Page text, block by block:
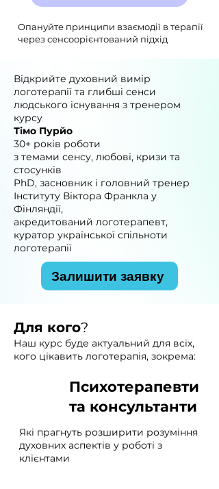
Опануйте принципи взаємодії в терапії
через сенсоорієнтований підхід
Відкрийте духовний вимір
логотерапії та глибші сенси
людського існування з тренером
курсу
Тімо Пурйо
30+ років роботи
з темами сенсу, любові, кризи та
стосунків
PhD, засновник і головний тренер
Інституту Віктора Франкла у
Фінляндії,
акредитований логотерапевт,
куратор української спільноти
логотерапії
Залишити заявку
Для кого?
Наш курс буде актуальний для всіх,
кого цікавить логотерапія, зокрема:
Психотерапевти
та консультанти
Які прагнуть розширити розуміння
духовних аспектів у роботі з
клієнтами